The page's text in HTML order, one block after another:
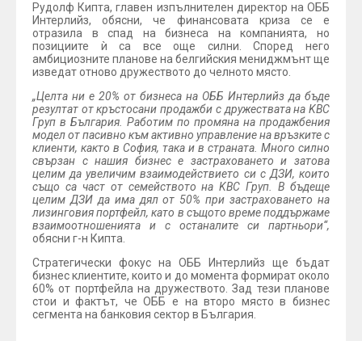
Рудолф Кипта, главен изпълнителен директор на ОББ
Интерлийз, обясни, че финансовата криза се е
отразила в спад на бизнеса на компанията, но
позициите ѝ са все още силни. Според него
амбициозните планове на белгийския мениджмънт ще
изведат отново дружеството до челното място.
„Целта ни е 20% от бизнеса на ОББ Интерлийз да бъде
резултат от кръстосани продажби с дружествата на KBC
Груп в България. Работим по промяна на продажбения
модел от пасивно към активно управление на връзките с
клиенти, както в София, така и в страната. Много силно
свързан с нашия бизнес е застраховането и затова
целим да увеличим взаимодействието си с ДЗИ, които
също са част от семейството на KBC Груп. В бъдеще
целим ДЗИ да има дял от 50% при застраховането на
лизинговия портфейл, като в същото време поддържаме
взаимоотношенията и с останалите си партньори“,
обясни г-н Кипта.
Стратегически фокус на ОББ Интерлийз ще бъдат
бизнес клиентите, които и до момента формират около
60% от портфейла на дружеството. Зад тези планове
стои и фактът, че ОББ е на второ място в бизнес
сегмента на банковия сектор в България.